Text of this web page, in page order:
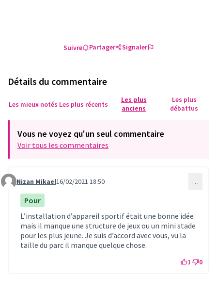
Suivre Partager Signaler
Détails du commentaire
Les mieux notés Les plus récents
Les plus
anciens
Les plus
débattus
Vous ne voyez qu'un seul commentaire
Voir tous les commentaires
Commentaire 263
Nizan Mikael16/02/2021 18:50 …
Pour
L’installation d’appareil sportif était une bonne idée
mais il manque une structure de jeux ou un mini stade
pour les plus jeune. Je suis d’accord avec vous, vu la
taille du parc il manque quelque chose.
1 0